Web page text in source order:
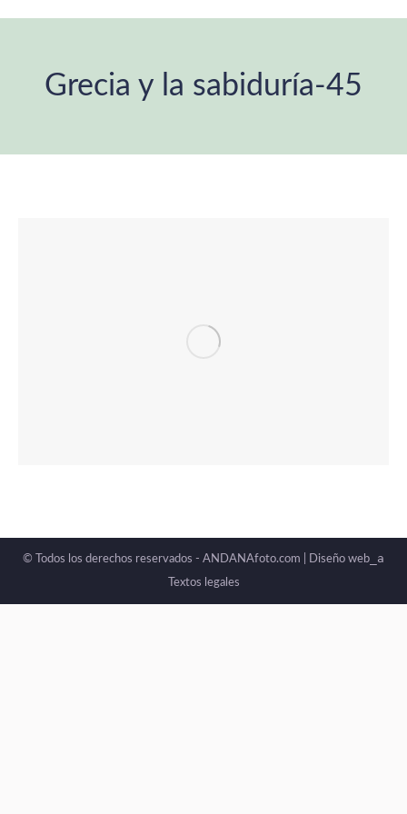
Grecia y la sabiduría-45
© Todos los derechos reservados - ANDANAfoto.com | Diseño web _a
Textos legales